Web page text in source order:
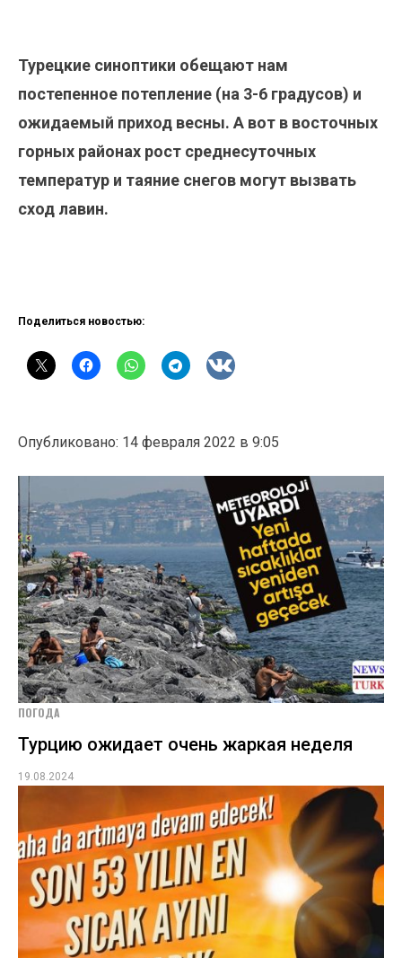
Турецкие синоптики обещают нам
постепенное потепление (на 3-6 градусов) и
ожидаемый приход весны. А вот в восточных
горных районах рост среднесуточных
температур и таяние снегов могут вызвать
сход лавин.
Поделиться новостью:
Опубликовано: 14 февраля 2022 в 9:05
ПОГОДА
Турцию ожидает очень жаркая неделя
19.08.2024